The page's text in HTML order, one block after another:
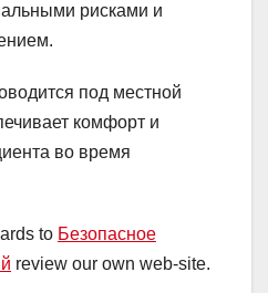
рисками и
под местной
комфорт и
во время
to Безопасное
review our own web-site.